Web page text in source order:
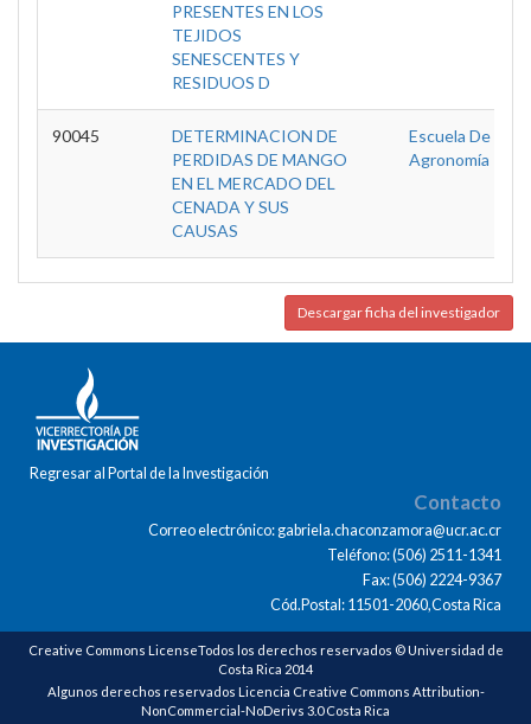
PRESENTES EN LOS
TEJIDOS
SENESCENTES Y
RESIDUOS D
90045
DETERMINACION DE
PERDIDAS DE MANGO
EN EL MERCADO DEL
CENADA Y SUS
CAUSAS
Escuela De
Agronomía
Descargar ficha del investigador
Regresar al Portal de la Investigación
Contacto
Correo electrónico: gabriela.chaconzamora@ucr.ac.cr
Teléfono: (506) 2511-1341
Fax: (506) 2224-9367
Cód.Postal: 11501-2060,Costa Rica
Creative Commons LicenseTodos los derechos reservados © Universidad de
Costa Rica 2014
Algunos derechos reservados Licencia Creative Commons Attribution-
NonCommercial-NoDerivs 3.0 Costa Rica